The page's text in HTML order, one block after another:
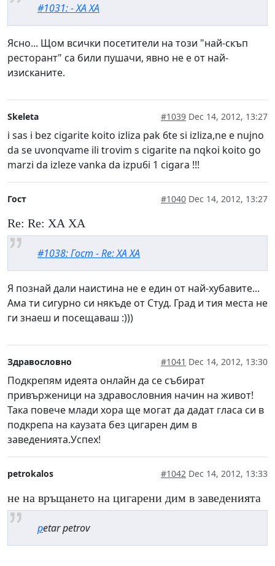
#1031: - ХА ХА
Ясно... Щом всички посетители на този "най-скъп
ресторант" са били пушачи, явно не е от най-
изисканите.
Skeleta #1039 Dec 14, 2012, 13:27
i sas i bez cigarite koito izliza pak 6te si izliza,ne e nujno
da se uvonqvame ili trovim s cigarite na nqkoi koito go
marzi da izleze vanka da izpu6i 1 cigara !!!
Гост #1040 Dec 14, 2012, 13:27
Re: Re: ХА ХА
#1038: Гост - Re: ХА ХА
Я познай дали наистина не е един от най-хубавите...
Ама ти сигурно си някъде от Студ. Град и тия места не
ги знаеш и посещаваш :)))
Здравословно #1041 Dec 14, 2012, 13:30
Подкрепям идеята онлайн да се събират
привърженици на здравословния начин на живот!
Така повече млади хора ще могат да дадат гласа си в
подкрепа на каузата без цигарен дим в
заведенията.Успех!
petrokalos #1042 Dec 14, 2012, 13:33
не на връщането на цигарени дим в заведенията
petar petrov